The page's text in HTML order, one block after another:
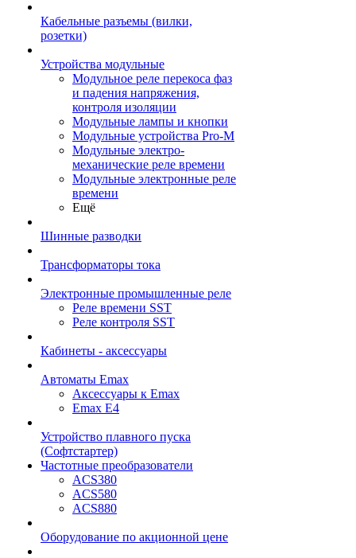
Кабельные разъемы (вилки,
розетки)
Устройства модульные
Модульное реле перекоса фаз
и падения напряжения,
контроля изоляции
Модульные лампы и кнопки
Модульные устройства Pro-M
Модульные электро-
механические реле времени
Модульные электронные реле
времени
Ещё
Шинные разводки
Трансформаторы тока
Электронные промышленные реле
Реле времени SST
Реле контроля SST
Кабинеты - аксессуары
Автоматы Emax
Аксессуары к Emax
Emax E4
Устройство плавного пуска
(Софтстартер)
Частотные преобразователи
ACS380
ACS580
ACS880
Оборудование по акционной цене